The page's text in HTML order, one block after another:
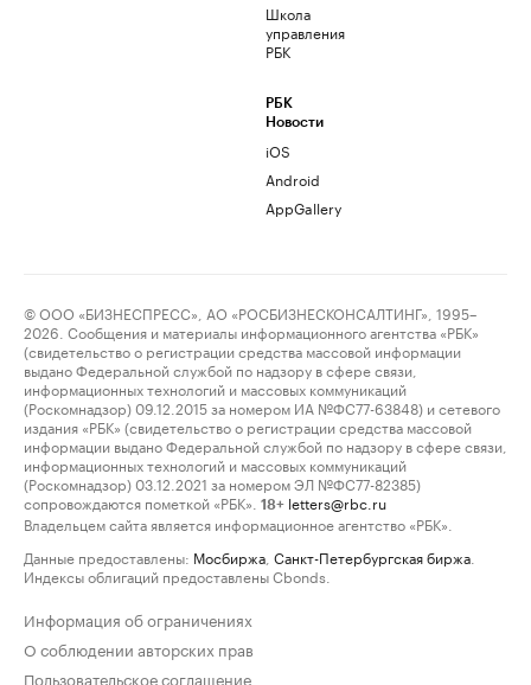
Школа
управления
РБК
РБК
Новости
iOS
Android
AppGallery
© ООО «БИЗНЕСПРЕСС», АО «РОСБИЗНЕСКОНСАЛТИНГ», 1995–
2026. Сообщения и материалы информационного агентства «РБК»
(свидетельство о регистрации средства массовой информации
выдано Федеральной службой по надзору в сфере связи,
информационных технологий и массовых коммуникаций
(Роскомнадзор) 09.12.2015 за номером ИА №ФС77-63848) и сетевого
издания «РБК» (свидетельство о регистрации средства массовой
информации выдано Федеральной службой по надзору в сфере связи,
информационных технологий и массовых коммуникаций
(Роскомнадзор) 03.12.2021 за номером ЭЛ №ФС77-82385)
сопровождаются пометкой «РБК».
18+ letters@rbc.ru
Владельцем сайта является информационное агентство «РБК».
Данные предоставлены: Мосбиржа Санкт-Петербургская биржа
Индексы облигаций предоставлены Cbonds.
Информация об ограничениях
О соблюдении авторских прав
Пользовательское соглашение